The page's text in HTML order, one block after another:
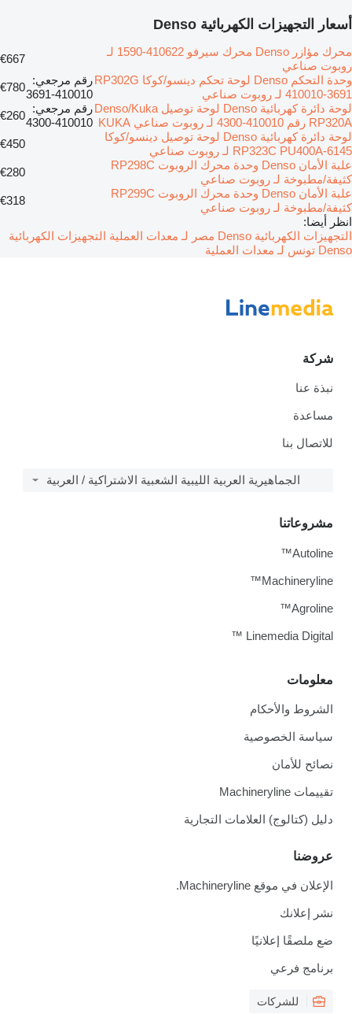
أسعار التجهيزات الكهربائية Denso
محرك مؤازر Denso محرك سيرفو 410622-1590 لـ
روبوت صناعي
€667
وحدة التحكم Denso لوحة تحكم دينسو/كوكا RP302G
410010-3691 لـ روبوت صناعي
رقم مرجعي:
410010-3691
€780
لوحة دائرة كهربائية Denso لوحة توصيل Denso/Kuka
RP320A رقم 410010-4300 لـ روبوت صناعي KUKA
رقم مرجعي:
410010-4300
€260
لوحة دائرة كهربائية Denso لوحة توصيل دينسو/كوكا
RP323C PU400A-6145 لـ روبوت صناعي
€450
علبة الأمان Denso وحدة محرك الروبوت RP298C
كثيفة/مطبوخة لـ روبوت صناعي
€280
علبة الأمان Denso وحدة محرك الروبوت RP299C
كثيفة/مطبوخة لـ روبوت صناعي
€318
انظر أيضا:
التجهيزات الكهربائية Denso مصر لـ معدات العملية
التجهيزات الكهربائية
Denso تونس لـ معدات العملية
شركة
نبذة عنا
مساعدة
للاتصال بنا
الجماهيرية العربية الليبية الشعبية الاشتراكية / العربية
معلومات
الشروط والأحكام
سياسة الخصوصية
نصائح للأمان
تقييمات Machineryline
دليل (كتالوج) العلامات التجارية
عروضنا
الإعلان في موقع Machineryline.
نشر إعلانك
ضع ملصقًا إعلانيًا
برنامج فرعي
للشركات
مشروعاتنا
Autoline™
Machineryline™
Agroline™
Linemedia Digital ™